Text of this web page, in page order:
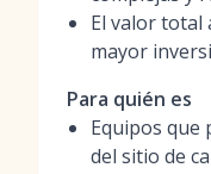
El valor total
mayor
Para quién es
Equipos que
del sitio de